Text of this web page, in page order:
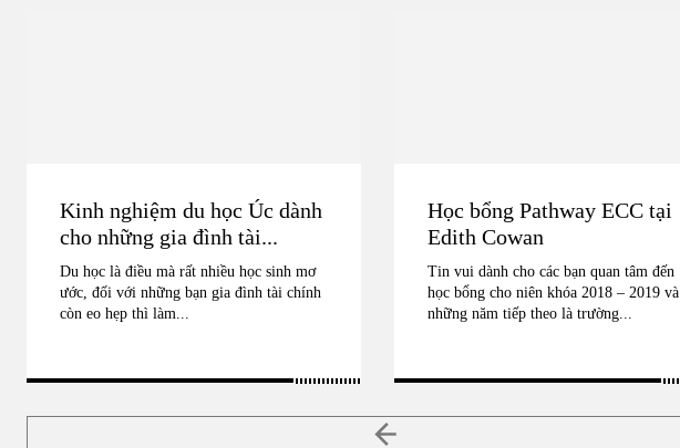
Kinh nghiệm du học Úc dành
cho những gia đình tài...
Du học là điều mà rất nhiều học sinh mơ
ước, đối với những bạn gia đình tài chính
còn eo hẹp thì làm...
Học bổng Pathway ECC tại
Edith Cowan
Tin vui dành cho các bạn quan tâm đến
học bổng cho niên khóa 2018 – 2019 và
những năm tiếp theo là trường...